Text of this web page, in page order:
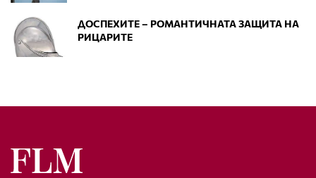
ДОСПЕХИТЕ – РОМАНТИЧНАТА ЗАЩИТА НА
РИЦАРИТЕ